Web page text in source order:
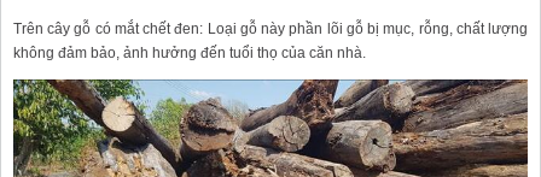
Trên cây gỗ có mắt chết đen: Loại gỗ này phần lõi gỗ bị mục, rỗng, chất lượng
không đảm bảo, ảnh hưởng đến tuổi thọ của căn nhà.